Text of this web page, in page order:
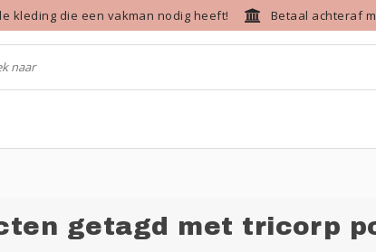
kleding die een vakman nodig heeft! Betaal achteraf
getagd met tricorp